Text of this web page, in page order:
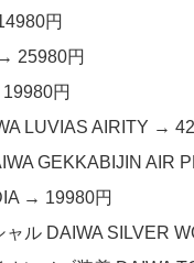
円
25980円
円
LUVIAS AIRITY →
GEKKABIJIN AIR
→ 19980円
ル DAIWA SILVER